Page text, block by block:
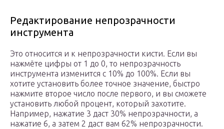
Редактирование непрозрачности
инструмента
Это относится и к непрозрачности кисти. Если вы
нажмёте цифры от 1 до 0, то непрозрачность
инструмента изменится с 10% до 100%. Если вы
хотите установить более точное значение, быстро
нажмите второе число после первого, и вы сможете
установить любой процент, который захотите.
Например, нажатие 3 даст 30% непрозрачности, а
нажатие 6, а затем 2 даст вам 62% непрозрачности.